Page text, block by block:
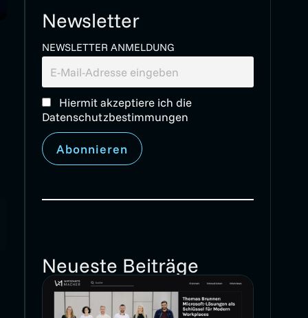
Newsletter
NEWSLETTER ANMELDUNG
Hiermit akzeptiere ich die
Datenschutzbestimmungen
Neueste Beiträge